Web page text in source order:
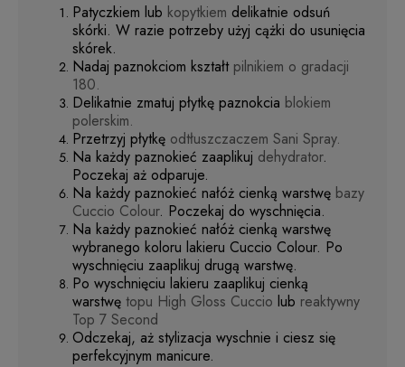
Patyczkiem lub kopytkiem delikatnie odsuń
skórki. W razie potrzeby użyj cążki do usunięcia
skórek.
Nadaj paznokciom kształt pilnikiem o gradacji
180.
Delikatnie zmatuj płytkę paznokcia blokiem
polerskim.
Przetrzyj płytkę odtłuszczaczem Sani Spray.
Na każdy paznokieć zaaplikuj dehydrator.
Poczekaj aż odparuje.
Na każdy paznokieć nałóż cienką warstwę bazy
Cuccio Colour. Poczekaj do wyschnięcia.
Na każdy paznokieć nałóż cienką warstwę
wybranego koloru lakieru Cuccio Colour. Po
wyschnięciu zaaplikuj drugą warstwę.
Po wyschnięciu lakieru zaaplikuj cienką
warstwę topu High Gloss Cuccio lub reaktywny
Top 7 Second
Odczekaj, aż stylizacja wyschnie i ciesz się
perfekcyjnym manicure.